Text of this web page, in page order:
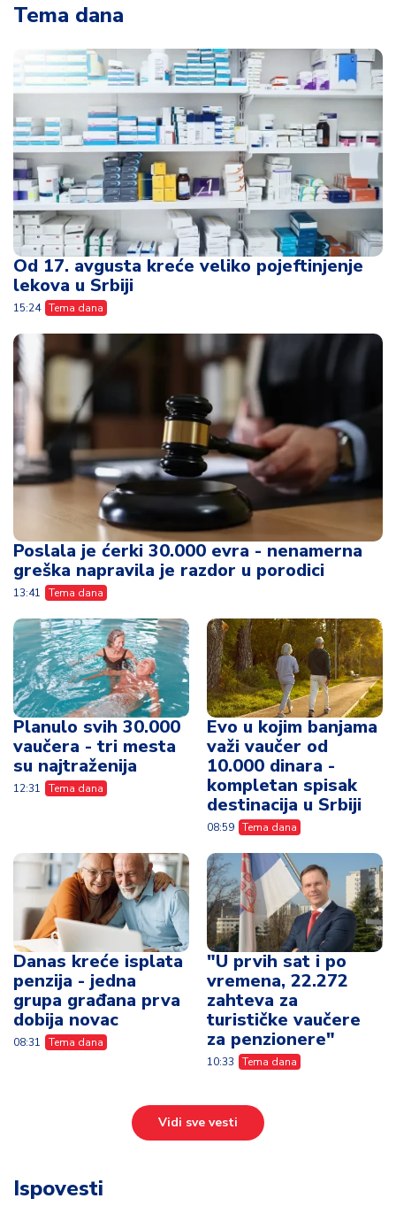
Tema dana
Od 17. avgusta kreće veliko pojeftinjenje
lekova u Srbiji
15:24 Tema dana
Poslala je ćerki 30.000 evra - nenamerna
greška napravila je razdor u porodici
13:41 Tema dana
Planulo svih 30.000
vaučera - tri mesta
su najtraženija
12:31 Tema dana
Evo u kojim banjama
važi vaučer od
10.000 dinara -
kompletan spisak
destinacija u Srbiji
08:59 Tema dana
Danas kreće isplata
penzija - jedna
grupa građana prva
dobija novac
08:31 Tema dana
"U prvih sat i po
vremena, 22.272
zahteva za
turističke vaučere
za penzionere"
10:33 Tema dana
Vidi sve vesti
Ispovesti